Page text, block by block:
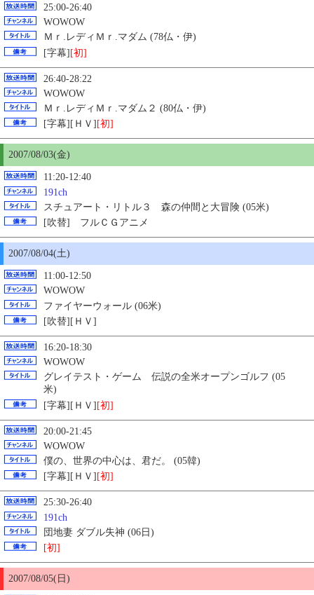
25:00-26:40
WOWOW
Ｍｒ.レディＭｒ.マダム (78仏・伊)
[字幕][初]
26:40-28:22
WOWOW
Ｍｒ.レディＭｒ.マダム２ (80仏・伊)
[字幕][ＨＶ] [初]
2007/08/03(金)
11:20-12:40
191ch
スチュアート・リトル３ 森の仲間と大冒険 (05米)
[吹替] フルＣＧアニメ
2007/08/04(土)
11:00-12:50
WOWOW
ファイヤーウォール (06米)
[吹替][ＨＶ]
16:20-18:30
WOWOW
グレイテスト・ゲーム 伝説の全米オープンゴルフ (05
米)
[字幕][ＨＶ][初]
20:00-21:45
WOWOW
僕の、世界の中心は、君だ。 (05韓)
[字幕][ＨＶ] [初]
25:30-26:40
191ch
団地妻 ダブル失神 (06日)
[初]
2007/08/05(日)